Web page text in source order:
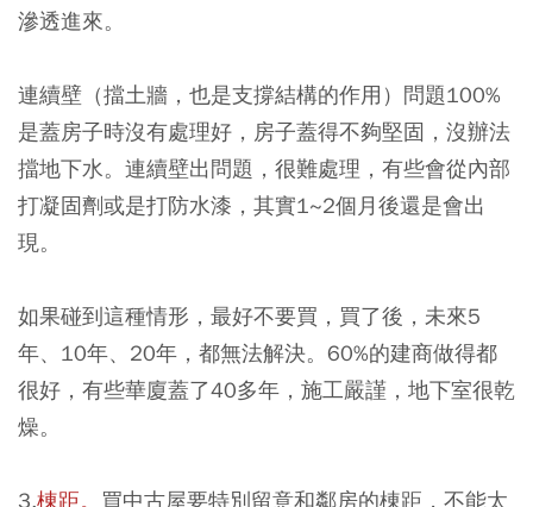
滲透進來。
連續壁（擋土牆，也是支撐結構的作用）問題100%
是蓋房子時沒有處理好，房子蓋得不夠堅固，沒辦法
擋地下水。連續壁出問題，很難處理，有些會從內部
打凝固劑或是打防水漆，其實1~2個月後還是會出
現。
如果碰到這種情形，最好不要買，買了後，未來5
年、10年、20年，都無法解決。60%的建商做得都
很好，有些華廈蓋了40多年，施工嚴謹，地下室很乾
燥。
3.棟距。 買中古屋要特別留意和鄰房的棟距，不能太